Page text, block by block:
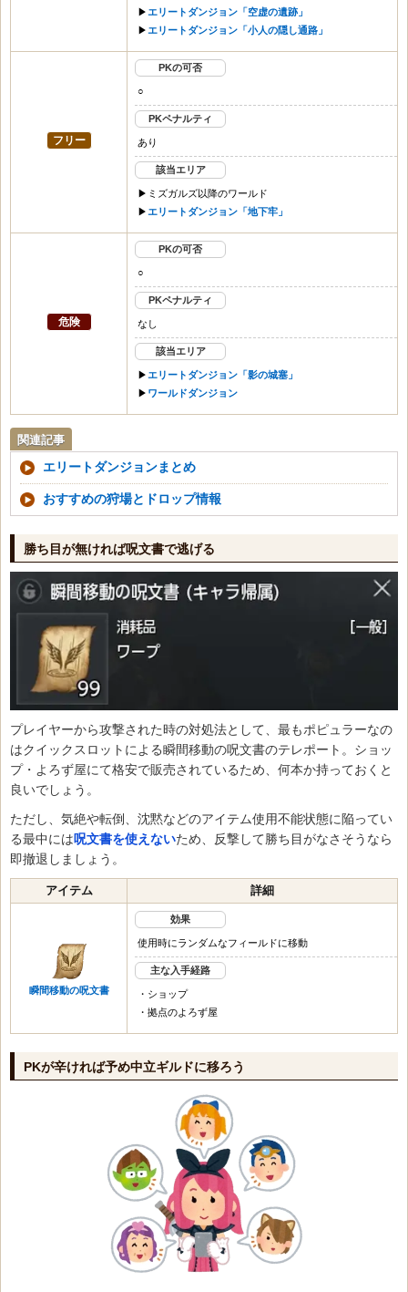
▶︎ エリートダンジョン「空虚の遺跡」
▶︎ エリートダンジョン「小人の隠し通路」
フリー
PKの可否
○
PKペナルティ
あり
該当エリア
▶︎ミズガルズ以降のワールド
▶︎ エリートダンジョン「地下牢」
危険
PKの可否
○
PKペナルティ
なし
該当エリア
▶︎ エリートダンジョン「影の城塞」
▶︎ ワールドダンジョン
関連記事
エリートダンジョンまとめ
おすすめの狩場とドロップ情報
勝ち目が無ければ呪文書で逃げる
プレイヤーから攻撃された時の対処法として、最もポピュラーなの
はクイックスロットによる瞬間移動の呪文書のテレポート。ショッ
プ・よろず屋にて格安で販売されているため、何本か持っておくと
良いでしょう。
ただし、気絶や転倒、沈黙などのアイテム使用不能状態に陥ってい
る最中には呪文書を使えないため、反撃して勝ち目がなさそうなら
即撤退しましょう。
アイテム 詳細
瞬間移動の呪文書
効果
使用時にランダムなフィールドに移動
主な入手経路
・ショップ
・拠点のよろず屋
PKが辛ければ予め中立ギルドに移ろう